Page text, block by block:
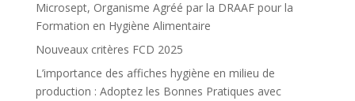
Microsept, Organisme Agréé par la DRAAF pour la
Formation en Hygiène Alimentaire
Nouveaux critères FCD 2025
L’importance des affiches hygiène en milieu de
production : Adoptez les Bonnes Pratiques avec